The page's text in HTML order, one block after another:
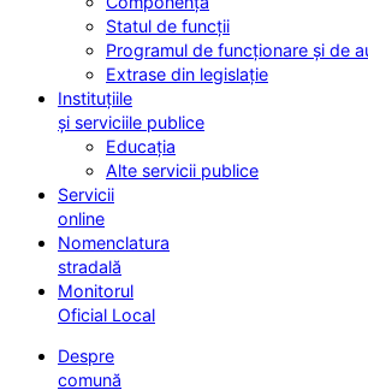
Statul de funcții
Programul de funcționare și de
Extrase din legislație
Instituțiile
și serviciile publice
Educația
Alte servicii publice
Servicii
online
Nomenclatura
stradală
Monitorul
Oficial Local
Despre
comună